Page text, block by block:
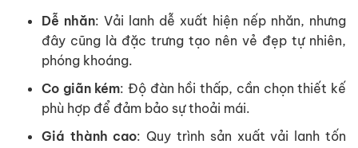
Dễ nhăn: Vải lanh dễ xuất hiện nếp nhăn, nhưng
đây cũng là đặc trưng tạo nên vẻ đẹp tự nhiên,
phóng khoáng.
Co giãn kém: Độ đàn hồi thấp, cần chọn thiết kế
phù hợp để đảm bảo sự thoải mái.
Giá thành cao: Quy trình sản xuất vải lanh tốn